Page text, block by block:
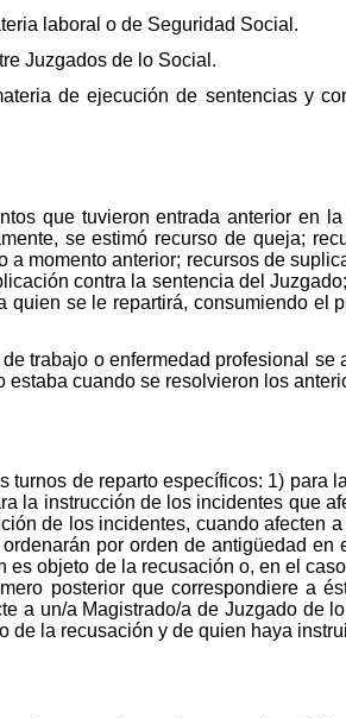
laboral o de Seguridad Social.
Juzgados de lo Social.
de ejecución de sentencias y
que tuvieron entrada anterior en
se estimó recurso de queja;
momento anterior; recursos de
contra la sentencia del
se le repartirá, consumiendo el
trabajo o enfermedad profesional se
cuando se resolvieron los
de reparto específicos: 1) para
la instrucción de los incidentes que
de los incidentes, cuando afecten
por orden de antigüedad en
objeto de la recusación o, en el
posterior que correspondiere a
a un/a Magistrado/a de Juzgado de
la recusación y de quien haya